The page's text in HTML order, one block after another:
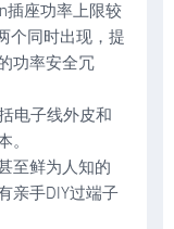
插座功率上限较
个同时出现，提
功率安全冗
电子线外皮和
。
至鲜为人知的
亲手DIY过端子